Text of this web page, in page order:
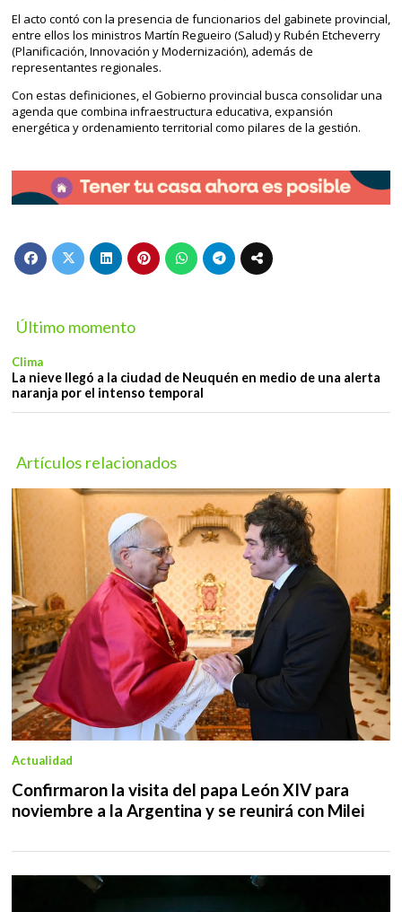
El acto contó con la presencia de funcionarios del gabinete provincial,
entre ellos los ministros Martín Regueiro (Salud) y Rubén Etcheverry
(Planificación, Innovación y Modernización), además de
representantes regionales.
Con estas definiciones, el Gobierno provincial busca consolidar una
agenda que combina infraestructura educativa, expansión
energética y ordenamiento territorial como pilares de la gestión.
Último momento
La nieve llegó a la ciudad de Neuquén en medio de una alerta
naranja por el intenso temporal
Clima
Artículos relacionados
Confirmaron la visita del papa León XIV para
noviembre a la Argentina y se reunirá con Milei
Actualidad